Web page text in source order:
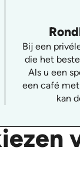
Bij een
die het
Als u een
een café
kan